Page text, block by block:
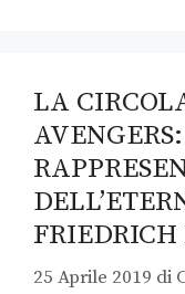
LA
25 Aprile 2019 di